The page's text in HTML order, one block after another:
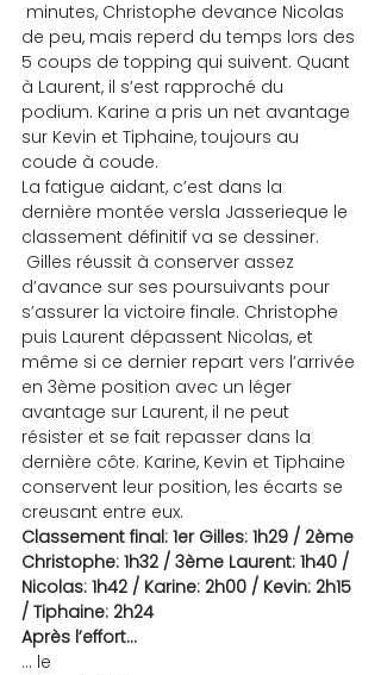
de peu, mais reperd du temps lors des
5 coups de topping qui suivent. Quant
à Laurent, il s’est rapproché du
podium. Karine a pris un net avantage
sur Kevin et Tiphaine, toujours au
coude à coude.
La fatigue aidant, c’est dans la
dernière montée versla Jasserieque le
classement définitif va se dessiner.
d’avance sur ses poursuivants pour
s’assurer la victoire finale. Christophe
puis Laurent dépassent Nicolas, et
même si ce dernier repart vers l’arrivée
en 3ème position avec un léger
avantage sur Laurent, il ne peut
résister et se fait repasser dans la
dernière côte. Karine, Kevin et Tiphaine
conservent leur position, les écarts se
creusant entre eux.
Classement final: 1er Gilles: 1h29 / 2ème
Christophe: 1h32 / 3ème Laurent: 1h40 /
Nicolas: 1h42 / Karine: 2h00 / Kevin: 2h15
/ Tiphaine: 2h24
Après l’effort…
… le